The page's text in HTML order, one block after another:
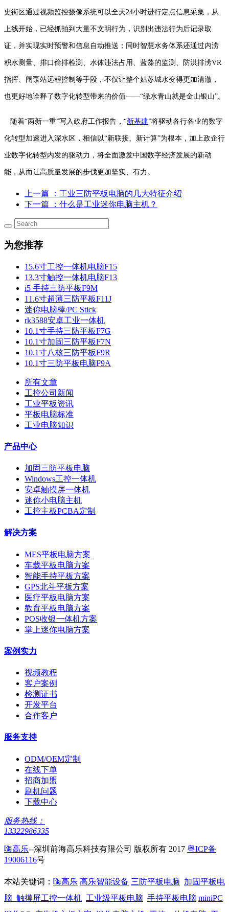
史街区通过视频监控摄像系统可以全天24小时进行定点信息采集，从
上线开始，已经抓拍到大量不文明行为，识别出违法行为后记录取
证，并实现实时预警和信息自动推送；同时智慧水务体系还通过内涝
积水测量、排口偷排检测、水体违法占用、蓝藻的监测、防洪排涝VR
指挥、闸泵站远程控制等手段，不仅让整个姑苏城水变得更加清澈，
也更好地诠释了数字化转型带来的价值——“绿水青山就是金山银山”。
随着“两新一重”写入政府工作报告，“新基建”将驱动各行各业的数字
化转型加速进入深水区，相信以“新联接、新计算”为根本，加上政企行
业数字化转型内发的驱动力，将全面激发中国数字经济发展的新动
能，从而让高质量发展的步伐更加坚实、有力。
上一篇
：工业​三防平板电脑的几大特征介绍
下一篇
：什么是工业迷你电脑主机？
为您推荐
15.6寸工控一体机电脑F15
13.3寸触控一体机电脑F13
i5 手持三防平板F9M
11.6寸超薄三防平板F11J
迷你电脑棒/PC Stick
rk3588安卓工业一体机
10.1寸手持三防平板F7G
10.1寸加固三防平板F7N
10.1寸八核三防平板F9R
10.1寸三防平板电脑F9A
所有文章
工控公司新闻
工业平板资讯
平板电脑标准
工业电脑知识
产品中心
加固三防平板电脑
Windows工控一体机
安卓触摸屏一体机
迷你小电脑主机
工控主板PCBA定制
解决方案
MES平板电脑方案
车载平板电脑方案
智能手持平板方案
GPS北斗平板方案
医疗平板电脑方案
教育平板电脑方案
POS收银一体机方案
掌上迷你电脑方案
案例实力
视频教程
客户案例
检测证书
开发平台
合作客户
服务支持
ODM/OEM定制
在线下单
招商加盟
刷机问题
下载中心
服务热线：
13322986335
嗨高乐--深圳前海高乐科技有限公司 版权所有 2017 粤ICP备
19006116号
本站关键词： 嗨高乐 高乐智能设备 三防平板电脑 加固平板电
脑 触摸屏工控一体机 工业级平板电脑 手持平板电脑 miniPC